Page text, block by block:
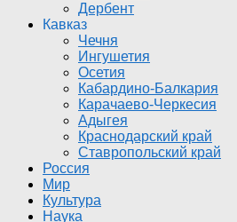
Дербент
Кавказ
Чечня
Ингушетия
Осетия
Кабардино-Балкария
Карачаево-Черкесия
Адыгея
Краснодарский край
Ставропольский край
Россия
Мир
Культура
Наука